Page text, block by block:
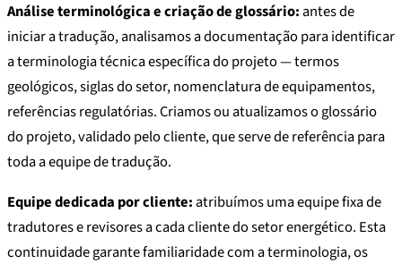
Análise terminológica e criação de glossário:antes de
iniciar a tradução, analisamos a documentação para identificar
a terminologia técnica específica do projeto — termos
geológicos, siglas do setor, nomenclatura de equipamentos,
referências regulatórias. Criamos ou atualizamos o glossário
do projeto, validado pelo cliente, que serve de referência para
toda a equipe de tradução.
Equipe dedicada por cliente:atribuímos uma equipe fixa de
tradutores e revisores a cada cliente do setor energético. Esta
continuidade garante familiaridade com a terminologia, os